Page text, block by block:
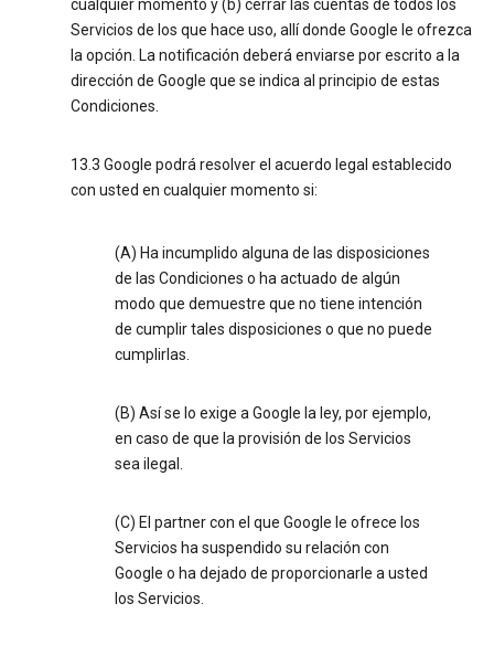
cualquier momento y (b) cerrar las cuentas de todos los
Servicios de los que hace uso, allí donde Google le ofrezca
la opción. La notificación deberá enviarse por escrito a la
dirección de Google que se indica al principio de estas
Condiciones.
13.3 Google podrá resolver el acuerdo legal establecido
con usted en cualquier momento si:
(A) Ha incumplido alguna de las disposiciones
de las Condiciones o ha actuado de algún
modo que demuestre que no tiene intención
de cumplir tales disposiciones o que no puede
cumplirlas.
(B) Así se lo exige a Google la ley, por ejemplo,
en caso de que la provisión de los Servicios
sea ilegal.
(C) El partner con el que Google le ofrece los
Servicios ha suspendido su relación con
Google o ha dejado de proporcionarle a usted
los Servicios.